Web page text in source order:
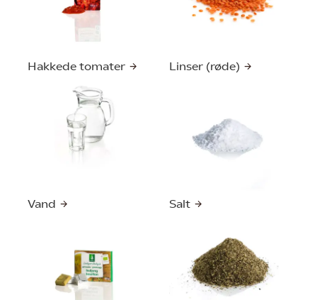
Hakkede tomater Linser (røde)
Vand Salt